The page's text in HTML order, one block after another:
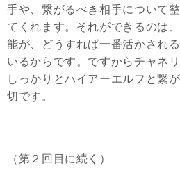
手や、繋がるべき相手について
てくれます。それができるのは
能が、どうすれば一番活かされ
いるからです。ですからチャネ
しっかりとハイアーエルフと繋
切です。
（第２回目に続く）